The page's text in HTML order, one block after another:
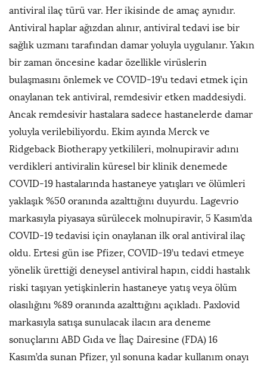
antiviral ilaç türü var. Her ikisinde de amaç aynıdır.
Antiviral haplar ağızdan alınır, antiviral tedavi ise bir
sağlık uzmanı tarafından damar yoluyla uygulanır. Yakın
bir zaman öncesine kadar özellikle virüslerin
bulaşmasını önlemek ve COVID-19’u tedavi etmek için
onaylanan tek antiviral, remdesivir etken maddesiydi.
Ancak remdesivir hastalara sadece hastanelerde damar
yoluyla verilebiliyordu. Ekim ayında Merck ve
Ridgeback Biotherapy yetkilileri, molnupiravir adını
verdikleri antiviralin küresel bir klinik denemede
COVID-19 hastalarında hastaneye yatışları ve ölümleri
yaklaşık %50 oranında azalttığını duyurdu. Lagevrio
markasıyla piyasaya sürülecek molnupiravir, 5 Kasım’da
COVID-19 tedavisi için onaylanan ilk oral antiviral ilaç
oldu. Ertesi gün ise Pfizer, COVID-19’u tedavi etmeye
yönelik ürettiği deneysel antiviral hapın, ciddi hastalık
riski taşıyan yetişkinlerin hastaneye yatış veya ölüm
olasılığını %89 oranında azalttığını açıkladı. Paxlovid
markasıyla satışa sunulacak ilacın ara deneme
sonuçlarını ABD Gıda ve İlaç Dairesine (FDA) 16
Kasım’da sunan Pfizer, yıl sonuna kadar kullanım onayı